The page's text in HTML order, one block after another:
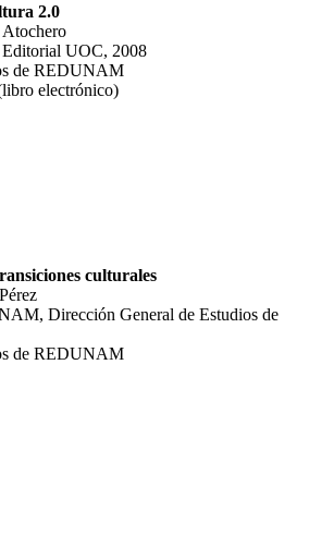
2.0
UOC, 2008
de REDUNAM
electrónico)
culturales
Dirección General de Estudios de
de REDUNAM